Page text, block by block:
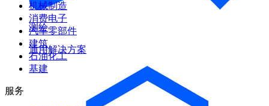
测绘
通用解决方案
机械制造
消费电子
汽车零部件
建筑
石油化工
基建
服务